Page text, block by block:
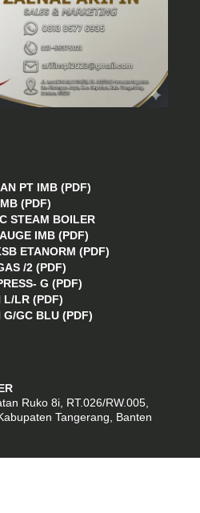
PT IMB (PDF)
(PDF)
STEAM BOILER
IMB (PDF)
ETANORM (PDF)
/2 (PDF)
G (PDF)
L/LR (PDF)
G/GC BLU (PDF)
Ruko 8i, RT.026/RW.005,
Tangerang, Banten